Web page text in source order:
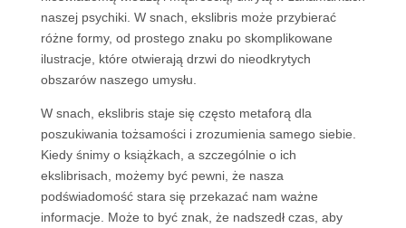
naszej psychiki. W snach, ekslibris może przybierać
różne formy, od prostego znaku po skomplikowane
ilustracje, które otwierają drzwi do nieodkrytych
obszarów naszego umysłu.
W snach, ekslibris staje się często metaforą dla
poszukiwania tożsamości i zrozumienia samego siebie.
Kiedy śnimy o książkach, a szczególnie o ich
ekslibrisach, możemy być pewni, że nasza
podświadomość stara się przekazać nam ważne
informacje. Może to być znak, że nadszedł czas, aby